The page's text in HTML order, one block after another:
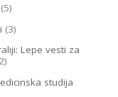
(5)
(3)
Lepe vesti za
studija